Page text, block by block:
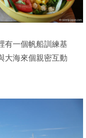
有一個帆船訓練基
大海來個親密互動